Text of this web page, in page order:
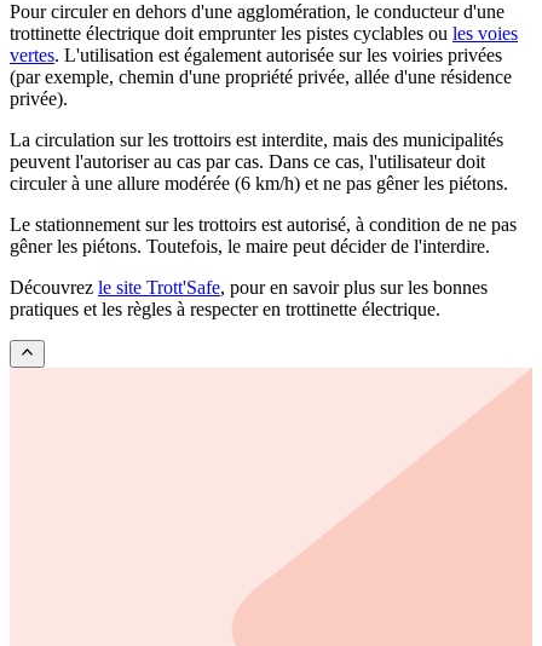
Pour circuler en dehors d'une agglomération, le conducteur d'une
trottinette électrique doit emprunter les pistes cyclables ou les voies
vertes. L'utilisation est également autorisée sur les voiries privées
(par exemple, chemin d'une propriété privée, allée d'une résidence
privée).
La circulation sur les trottoirs est interdite, mais des municipalités
peuvent l'autoriser au cas par cas. Dans ce cas, l'utilisateur doit
circuler à une allure modérée (6 km/h) et ne pas gêner les piétons.
Le stationnement sur les trottoirs est autorisé, à condition de ne pas
gêner les piétons. Toutefois, le maire peut décider de l'interdire.
Découvrez le site Trott'Safe, pour en savoir plus sur les bonnes
pratiques et les règles à respecter en trottinette électrique.